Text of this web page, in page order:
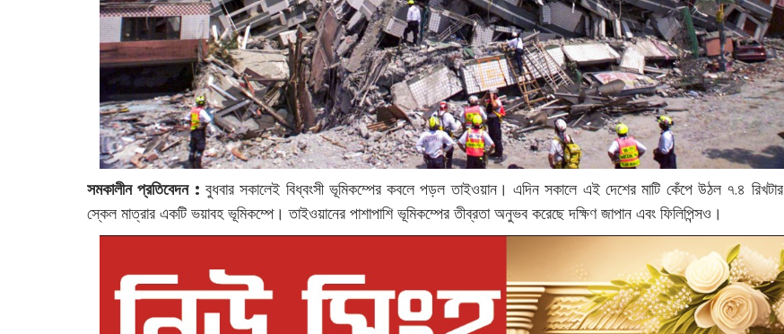
সমকালীন প্রতিবেদন : বুধবার সকালেই বিধ্বংসী ভূমিকম্পের কবলে পড়ল তাইওয়ান। এদিন সকালে এই দেশের মাটি কেঁপে উঠল ৭.৪ রিখটার
স্কেল মাত্রার একটি ভয়াবহ ভূমিকম্পে। তাইওয়ানের পাশাপাশি ভূমিকম্পের তীব্রতা অনুভব করেছে দক্ষিণ জাপান এবং ফিলিপিন্সও।